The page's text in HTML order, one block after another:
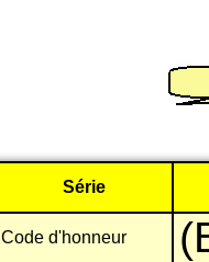
Série
Code d'honneur